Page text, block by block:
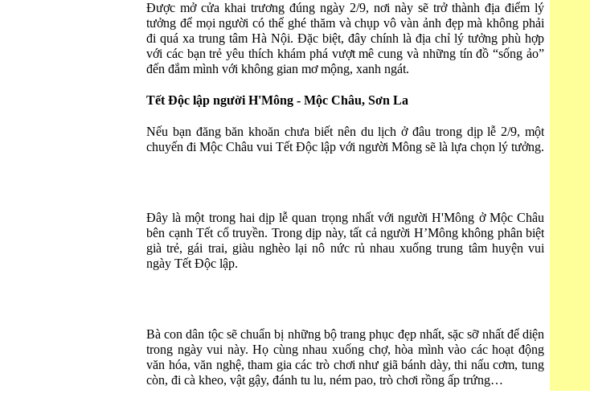
Được mở cửa khai trương đúng ngày 2/9, nơi này sẽ trở thành địa điểm lý
tưởng để mọi người có thể ghé thăm và chụp vô vàn ảnh đẹp mà không phải
đi quá xa trung tâm Hà Nội. Đặc biệt, đây chính là địa chỉ lý tưởng phù hợp
với các bạn trẻ yêu thích khám phá vượt mê cung và những tín đồ “sống ảo”
đến đắm mình với không gian mơ mộng, xanh ngát.
Tết Độc lập người H'Mông - Mộc Châu, Sơn La
Nếu bạn đăng băn khoăn chưa biết nên du lịch ở đâu trong dịp lễ 2/9, một
chuyến đi Mộc Châu vui Tết Độc lập với người Mông sẽ là lựa chọn lý tưởng.
Đây là một trong hai dịp lễ quan trọng nhất với người H'Mông ở Mộc Châu
bên cạnh Tết cổ truyền. Trong dịp này, tất cả người H’Mông không phân biệt
già trẻ, gái trai, giàu nghèo lại nô nức rủ nhau xuống trung tâm huyện vui
ngày Tết Độc lập.
Bà con dân tộc sẽ chuẩn bị những bộ trang phục đẹp nhất, sặc sỡ nhất để diện
trong ngày vui này. Họ cùng nhau xuống chợ, hòa mình vào các hoạt động
văn hóa, văn nghệ, tham gia các trò chơi như giã bánh dày, thi nấu cơm, tung
còn, đi cà kheo, vật gậy, đánh tu lu, ném pao, trò chơi rồng ấp trứng…